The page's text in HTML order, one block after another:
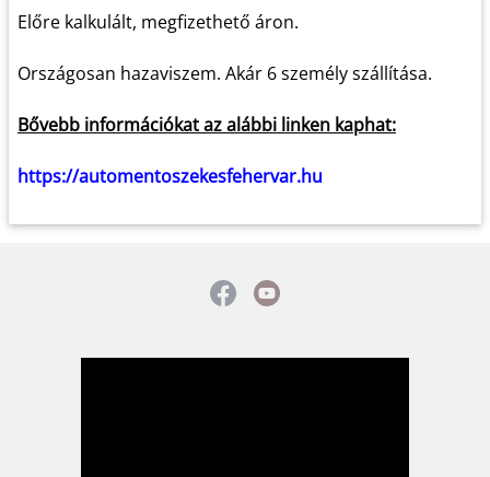
Előre kalkulált, megfizethető áron.
Országosan hazaviszem. Akár 6 személy szállítása.
Bővebb információkat az alábbi linken kaphat:
https://automentoszekesfehervar.hu